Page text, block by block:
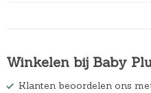
Winkelen bij Baby
Klanten beoordelen ons